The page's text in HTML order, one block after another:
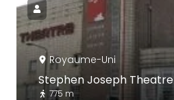
Royaume-Uni
Stephen Joseph Theatre
775 m